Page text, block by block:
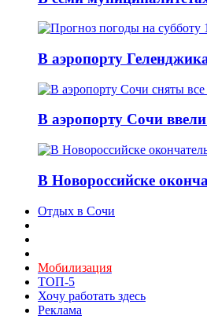
В аэропорту
В аэропорту Сочи
В Новороссийске
Отдых в Сочи
Мобилизация
ТОП-5
Хочу работать здесь
Реклама